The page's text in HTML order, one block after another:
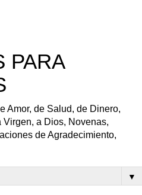
PARA
Amor, de Salud, de Dinero,
Virgen, a Dios, Novenas,
de Agradecimiento,
▼